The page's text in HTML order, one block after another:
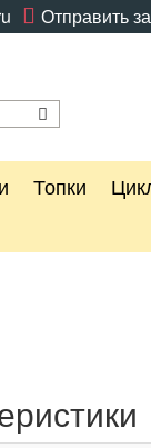
Отправить
Топки